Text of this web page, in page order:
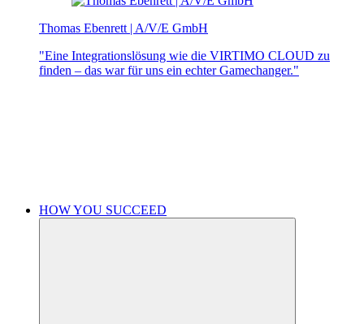
Thomas Ebenrett | A/V/E GmbH
"Eine Integrationslösung wie die VIRTIMO CLOUD zu
finden – das war für uns ein echter Gamechanger."
HOW YOU SUCCEED